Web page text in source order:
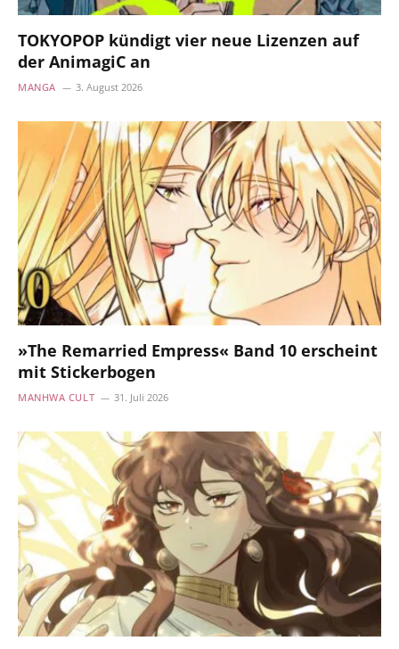
TOKYOPOP kündigt vier neue Lizenzen auf
der AnimagiC an
MANGA 3. August 2026
»The Remarried Empress« Band 10 erscheint
mit Stickerbogen
MANHWA CULT 31. Juli 2026